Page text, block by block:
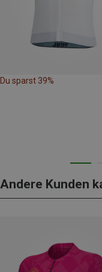
Du sparst 39%
Andere Kunden